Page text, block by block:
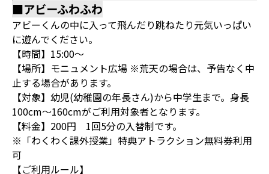
■アビーふわふわ
アビーくんの中に入って飛んだり跳ねたり元気いっぱい
に遊んでください。
【時間】15:00～
【場所】モニュメント広場 ※荒天の場合は、予告なく中
止する場合があります。
【対象】幼児(幼稚園の年長さん)から中学生まで。身長
100cm～160cmがご利用対象者となります。
【料金】200円 1回5分の入替制です。
※「わくわく課外授業」特典アトラクション無料券利用
可
【ご利用ルール】